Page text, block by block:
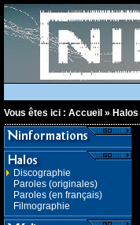
Vous êtes ici : Accueil » Halos
Discographie
Paroles (originales)
Paroles (en français)
Filmographie